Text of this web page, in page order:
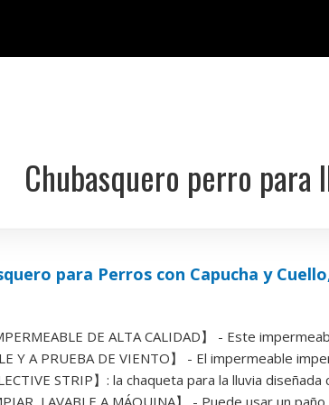
Chubasquero perro para
para Perros con Capucha y
DE ALTA CALIDAD】 - Este
Y A PRUEBA DE VIENTO】 - El impermeable
STRIP】: la chaqueta para la lluvia
LAVABLE A MÁQUINA】 - Puede usar un